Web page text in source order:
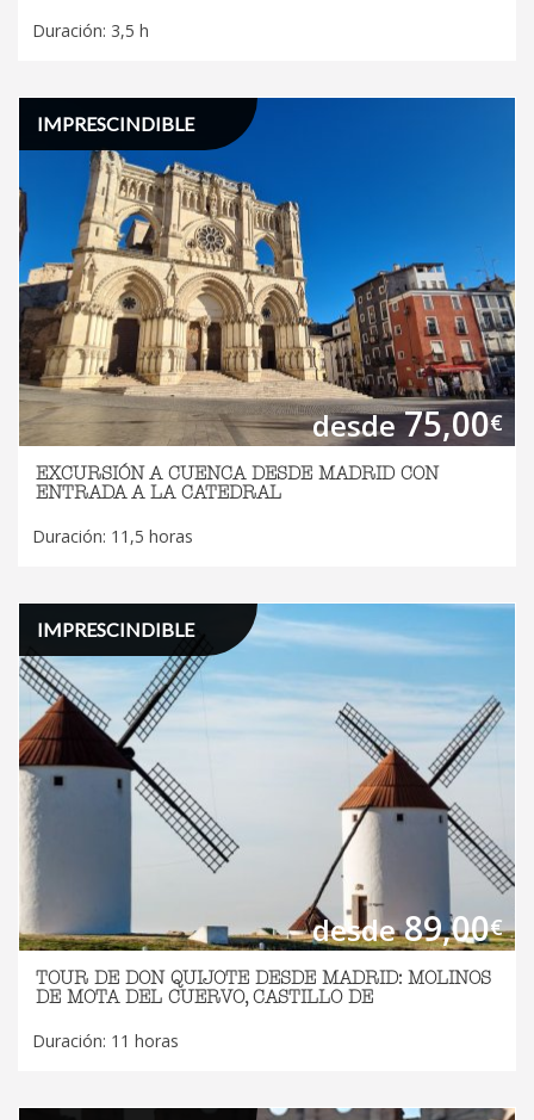
Duración: 3,5 h
desde75,00€
IMPRESCINDIBLE
EXCURSIÓN A CUENCA DESDE MADRID CON
ENTRADA A LA CATEDRAL
Duración: 11,5 horas
desde89,00€
IMPRESCINDIBLE
TOUR DE DON QUIJOTE DESDE MADRID: MOLINOS
DE MOTA DEL CUERVO, CASTILLO DE
Duración: 11 horas